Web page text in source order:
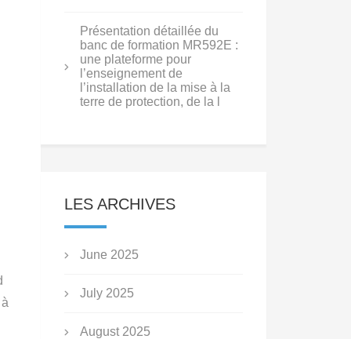
Présentation détaillée du
banc de formation MR592E :
une plateforme pour
l’enseignement de
l’installation de la mise à la
terre de protection, de la l
LES ARCHIVES
June 2025
July 2025
August 2025